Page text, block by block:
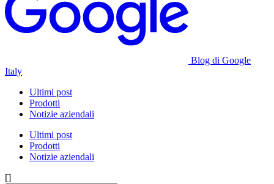
Blog di Google
Italy
Ultimi post
Prodotti
Notizie aziendali
Ultimi post
Prodotti
Notizie aziendali
[]